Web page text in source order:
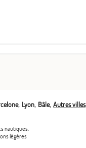
Lyon Bâle Autres villes
nautiques.
légères